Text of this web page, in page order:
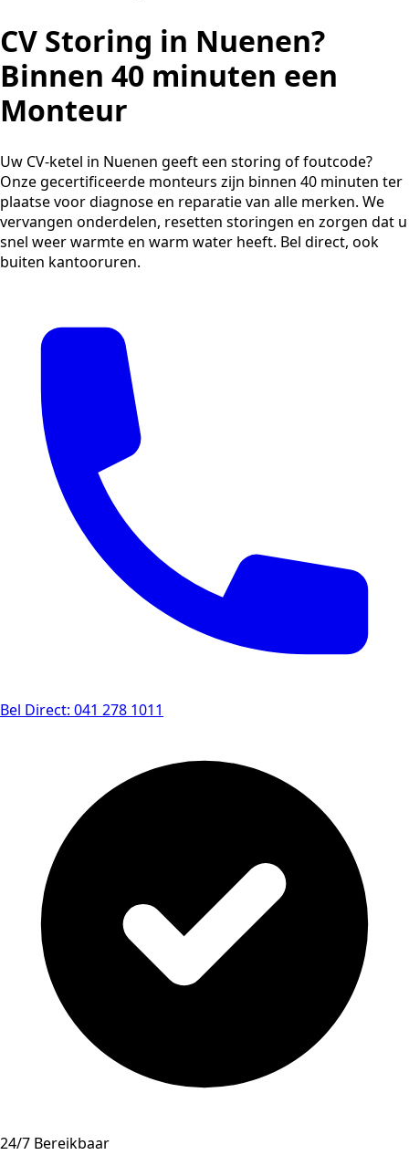
CV Storing in Nuenen?
Binnen 40 minuten een
Monteur
Uw CV-ketel in Nuenen geeft een storing of foutcode?
Onze gecertificeerde monteurs zijn binnen 40 minuten ter
plaatse voor diagnose en reparatie van alle merken. We
vervangen onderdelen, resetten storingen en zorgen dat u
snel weer warmte en warm water heeft. Bel direct, ook
buiten kantooruren.
Bel Direct: 041 278 1011
24/7 Bereikbaar